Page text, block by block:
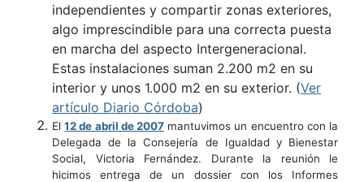
independientes y compartir zonas exteriores,
algo imprescindible para una correcta puesta
en marcha del aspecto Intergeneracional.
Estas instalaciones suman 2.200 m2 en su
interior y unos 1.000 m2 en su exterior. (Ver
artículo Diario Córdoba)
El12 de abril de 2007 mantuvimos un encuentro con la
Delegada de la Consejería de Igualdad y Bienestar
Social, Victoria Fernández. Durante la reunión le
hicimos entrega de un dossier con los Informes